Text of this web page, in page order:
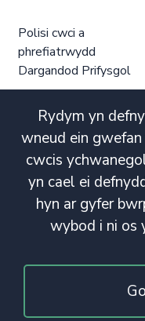
Rydym yn
wneud ein
cwcis
yn cael ei
hyn ar gyfer
wybod i ni os
Polisi cwci a
phrefiatrwydd
Dargandod Prifysgol